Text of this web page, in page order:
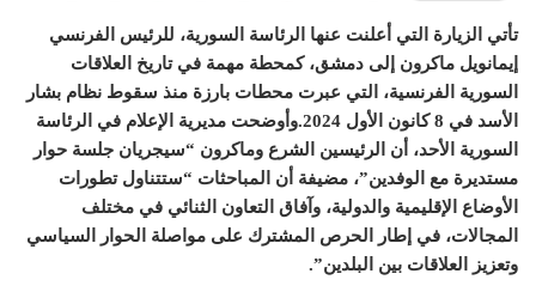
تأتي الزيارة التي أعلنت عنها الرئاسة السورية، للرئيس الفرنسي
إيمانويل ماكرون إلى دمشق، كمحطة مهمة في تاريخ العلاقات
السورية الفرنسية، التي عبرت محطات بارزة منذ سقوط نظام بشار
الأسد في 8 كانون الأول 2024.وأوضحت مديرية الإعلام في الرئاسة
السورية الأحد، أن الرئيسين الشرع وماكرون “سيجريان جلسة حوار
مستديرة مع الوفدين”، مضيفة أن المباحثات “ستتناول تطورات
الأوضاع الإقليمية والدولية، وآفاق التعاون الثنائي في مختلف
المجالات، في إطار الحرص المشترك على مواصلة الحوار السياسي
وتعزيز العلاقات بين البلدين”.